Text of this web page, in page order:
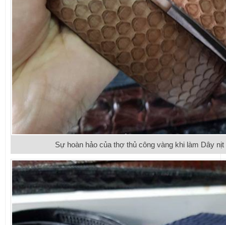
Sự hoàn hảo của thợ thủ công vàng khi làm Dây